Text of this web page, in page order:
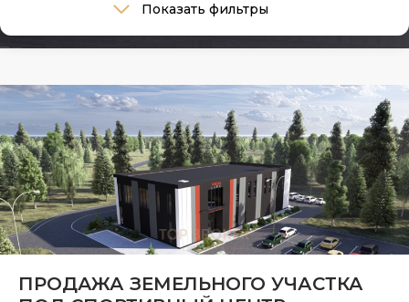
Тип сделки
Тип недвижимости
Общая площадь, м
Ремонт
Ремонт
Район
Показать фильтры
ПРОДАЖА ЗЕМЕЛЬНОГО УЧАСТКА